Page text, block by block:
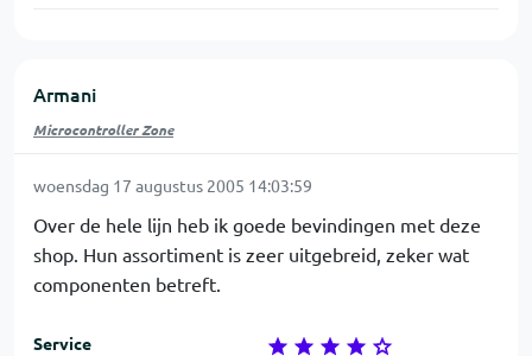
Armani
Microcontroller Zone
woensdag 17 augustus 2005 14:03:59
Over de hele lijn heb ik goede bevindingen met deze
shop. Hun assortiment is zeer uitgebreid, zeker wat
componenten betreft.
Service